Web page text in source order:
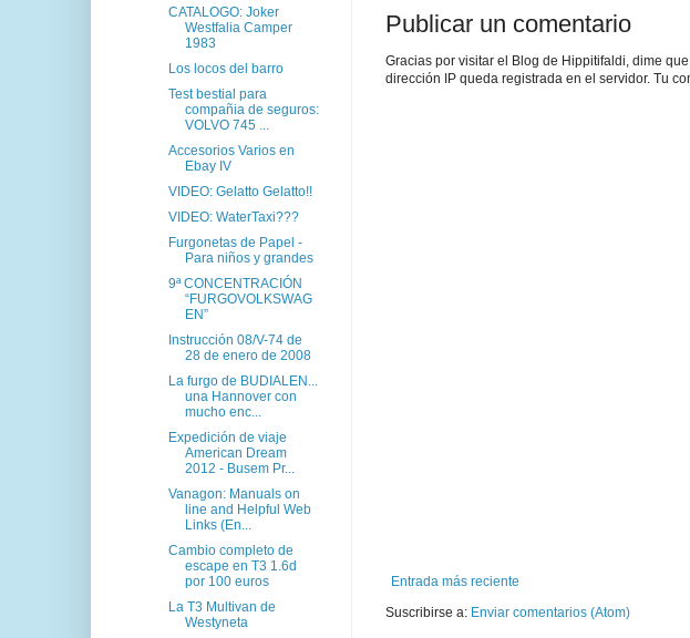
Publicar un comentario
Gracias por visitar el Blog de Hippitifaldi, dime
dirección IP queda registrada en el servidor. Tu
Entrada más reciente
Suscribirse a: Enviar comentarios (Atom)
CATALOGO: Joker
Westfalia Camper
1983
Los locos del barro
Test bestial para
compañia de seguros:
VOLVO 745 ...
Accesorios Varios en
Ebay IV
VIDEO: Gelatto Gelatto!!
VIDEO: WaterTaxi???
Furgonetas de Papel -
Para niños y grandes
9ª CONCENTRACIÓN
“FURGOVOLKSWAG
EN”
Instrucción 08/V-74 de
28 de enero de 2008
La furgo de BUDIALEN...
una Hannover con
mucho enc...
Expedición de viaje
American Dream
2012 - Busem Pr...
Vanagon: Manuals on
line and Helpful Web
Links (En...
Cambio completo de
escape en T3 1.6d
por 100 euros
La T3 Multivan de
Westyneta